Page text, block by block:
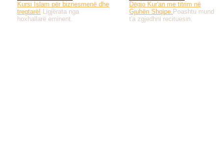
Kursi Islam për biznesmenë dhe
tregtarë! Ligjërata nga
hoxhallarë eminent.
Dëgjo Kur'an me titrim në
Gjuhën Shqipe. Poashtu mund
t'a zgjedhni recituesin.